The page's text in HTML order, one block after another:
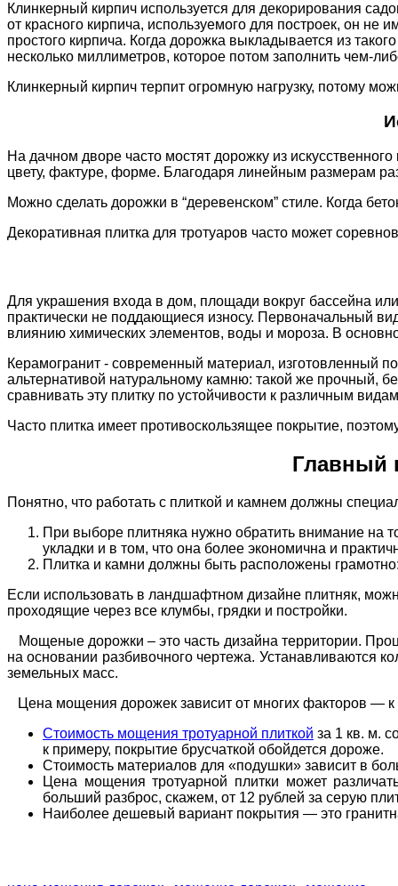
Клинкерный кирпич используется для декорирования
от красного кирпича, используемого для построек, он
простого кирпича. Когда дорожка выкладывается из
несколько миллиметров, которое потом заполнить чем-
Клинкерный кирпич терпит огромную нагрузку, потому
На дачном дворе часто мостят дорожку из
цвету, фактуре, форме. Благодаря линейным размерам
Можно сделать дорожки в “деревенском” стиле. Когда
Декоративная плитка для тротуаров часто может
Для украшения входа в дом, площади вокруг бассейна
практически не поддающиеся износу. Первоначальный
влиянию химических элементов, воды и мороза. В
Керамогранит - современный материал, изготовленный
альтернативой натуральному камню: такой же прочный,
сравнивать эту плитку по устойчивости к различным
Часто плитка имеет противоскользящее покрытие,
Главный
Понятно, что работать с плиткой и камнем должны
При выборе плитняка нужно обратить внимание на
укладки и в том, что она более экономична и
Плитка и камни должны быть расположены
Если использовать в ландшафтном дизайне плитняк,
проходящие через все клумбы, грядки и постройки.
Мощеные дорожки – это часть дизайна территории.
на основании разбивочного чертежа. Устанавливаются
земельных масс.
Цена мощения дорожек зависит от многих факторов — к
Стоимость мощения тротуарной плиткой за 1 кв. м.
к примеру, покрытие брусчаткой обойдется дороже.
Стоимость материалов для «подушки» зависит в
Цена мощения тротуарной плитки может
больший разброс, скажем, от 12 рублей за серую
Наиболее дешевый вариант покрытия — это